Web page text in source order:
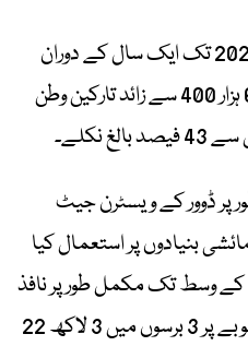
وزارت داخلہ کے مطابق مارچ 2026 تک ایک سال کے دوران
خود کو کم عمر ظاہر کرنے والے 6 ہزار 400 سے زائد تارکین وطن
نکلے۔
پر ڈوور کے ویسٹرن جیٹ
بنیادوں پر استعمال کیا
جائے گا جبکہ اسے سنہ 2027 کے وسط تک مکمل طور پر نافذ
کرنے کا منصوبہ ہے۔ اس منصوبے پر 3 برسوں میں 3 لاکھ 22